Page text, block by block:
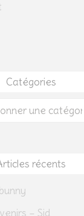
Catégories
récents
– Sid